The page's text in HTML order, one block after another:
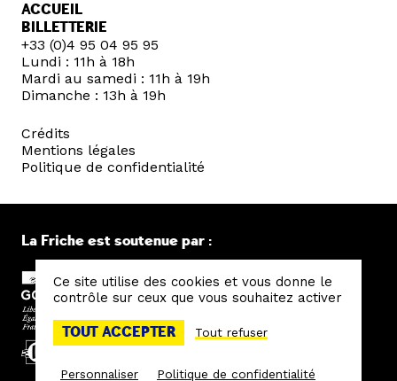
ACCUEIL
BILLETTERIE
+33 (0)4 95 04 95 95
Lundi : 11h à 18h
Mardi au samedi : 11h à 19h
Dimanche : 13h à 19h
Crédits
Mentions légales
Politique de confidentialité
La Friche est soutenue par :
Ce site utilise des cookies et vous donne le
contrôle sur ceux que vous souhaitez activer
TOUT ACCEPTER Tout refuser
Personnaliser Politique de confidentialité